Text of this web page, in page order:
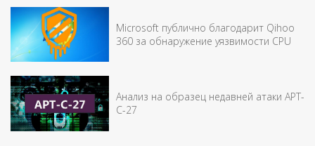
Microsoft публично благодарит Qihoo
360 за обнаружение уязвимости CPU
Анализ на образец недавней атаки APT-
C-27